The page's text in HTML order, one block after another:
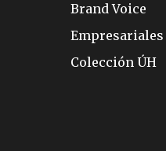
Brand Voice
Empresariales
Colección ÚH